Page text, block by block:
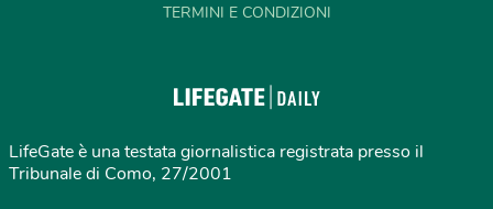
TERMINI E CONDIZIONI
LifeGate è una testata giornalistica registrata presso il
Tribunale di Como, 27/2001